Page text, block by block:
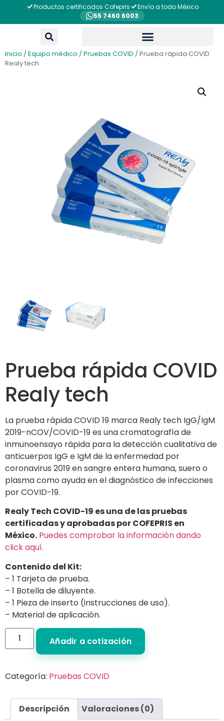
Productos certificados Cofepris
Envío a todo México
55 7460 6003
Inicio /Equipo médico /Pruebas COVID / Prueba rápida COVID
Realy tech
Prueba rápida COVID
Realy tech
La prueba rápida COVID 19 marca Realy tech IgG/IgM
2019-nCOV/COVID-19 es una cromatografía de
inmunoensayo rápida para la detección cualitativa de
anticuerpos IgG e IgM de la enfermedad por
coronavirus 2019 en sangre entera humana, suero o
plasma como ayuda en el diagnóstico de infecciones
por COVID-19.
Realy Tech COVID-19 es una de las pruebas
certificadas y aprobadas por COFEPRIS en
México. Puedes comprobar la información dando
click aquí.
Contenido del Kit:
– 1 Tarjeta de prueba.
– 1 Botella de diluyente.
– 1 Pieza de inserto (instrucciones de uso).
– Material de aplicación.
Añadir a cotización
Categoría: Pruebas COVID
Descripción Valoraciones (0)